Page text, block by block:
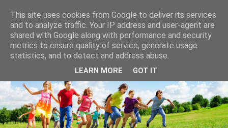
This site uses cookies from Google to deliver its services
and to analyze traffic. Your IP address and user-agent are
shared with Google along with performance and security
metrics to ensure quality of service, generate usage
statistics, and to detect and address abuse.
LEARN MORE GOT IT